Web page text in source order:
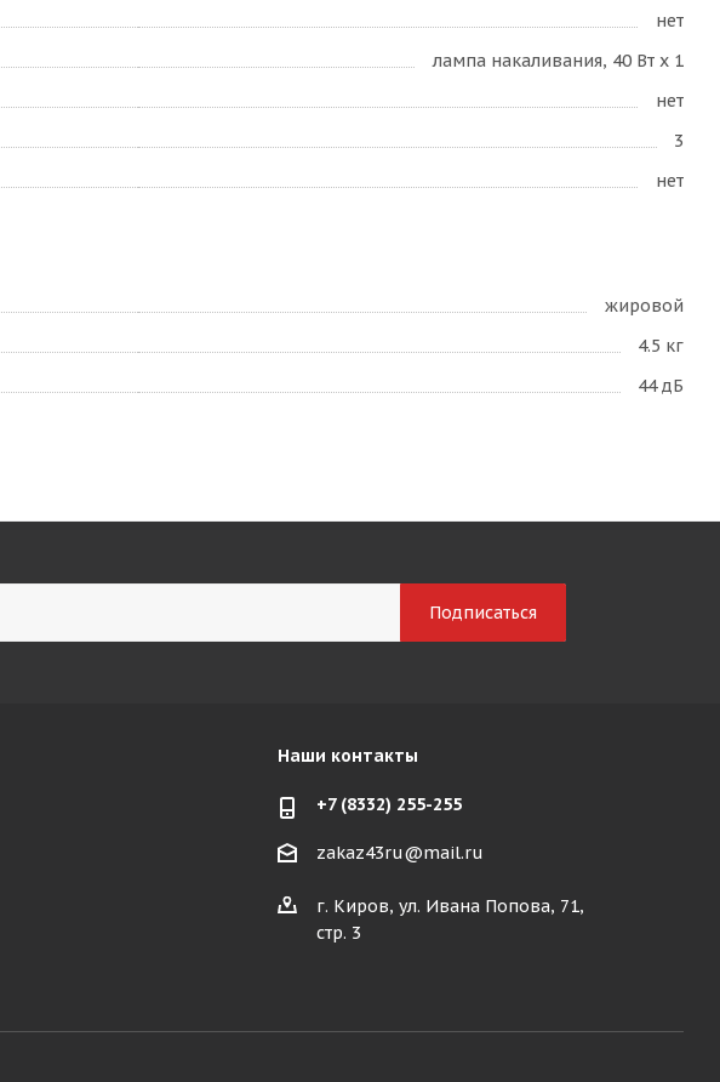
нет
лампа накаливания, 40 Вт х 1
нет
3
нет
жировой
4.5 кг
44 дБ
Наши контакты
+7 (8332) 255-255
zakaz43ru@mail.ru
г. Киров, ул. Ивана Попова, 71,
стр. 3